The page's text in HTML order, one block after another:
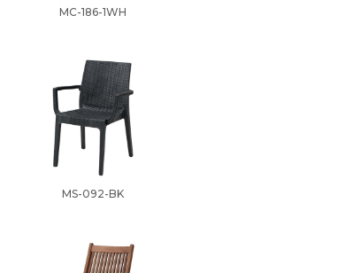
MC-186-1WH
MS-092-BK